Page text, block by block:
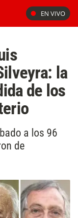
EN VIVO
la
de los
a los 96
de